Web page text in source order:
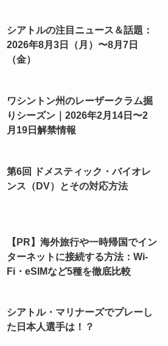
シアトルの注目ニュース＆話題：
2026年8月3日（月）〜8月7日
（金）
ワシントン州のレーザークラム掘
りシーズン｜2026年2月14日〜2
月19日解禁情報
第6回 ドメスティック・バイオレ
ンス（DV）とその対応方法
【PR】海外旅行や一時帰国でイン
ターネットに接続する方法：Wi-
Fi・eSIMなど5種を徹底比較
シアトル・マリナーズでプレーし
た日本人選手は！？